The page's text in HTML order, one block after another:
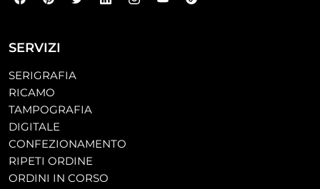
SERVIZI
SERIGRAFIA
RICAMO
TAMPOGRAFIA
DIGITALE
CONFEZIONAMENTO
RIPETI ORDINE
ORDINI IN CORSO